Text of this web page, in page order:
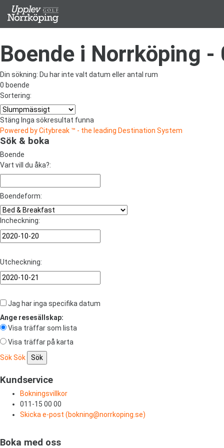
Boende i Norrköping -
Din sökning: Du har inte valt datum eller antal rum
0 boende
Sortering:
Stäng Inga sökresultat funna
Powered by Citybreak ™ - the leading Destination System
Sök & boka
Boende
Vart vill du åka?:
Boendeform:
Incheckning:
Utcheckning:
Jag har inga specifika datum
Ange resesällskap:
Visa träffar som lista
Visa träffar på karta
SökSök
Kundservice
Bokningsvillkor
011-15 00 00
Skicka e-post (bokning@norrkoping.se)
Boka med oss